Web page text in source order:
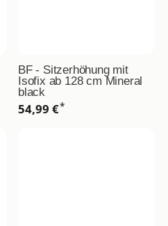
BF - Sitzerhöhung mit
Isofix ab 128 cm Mineral
black
54,99 €*